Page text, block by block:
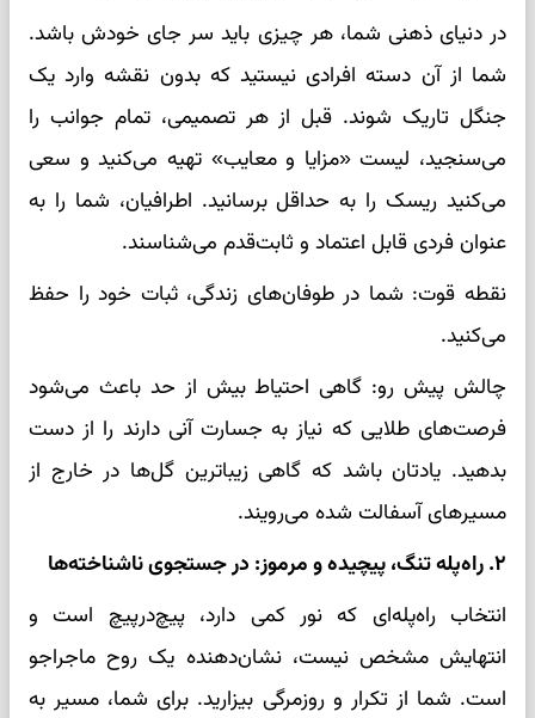
در دنیای ذهنی شما، هر چیزی باید سر جای خودش باشد.
شما از آن دسته افرادی نیستید که بدون نقشه وارد یک
جنگل تاریک شوند. قبل از هر تصمیمی، تمام جوانب را
می‌سنجید، لیست «مزایا و معایب» تهیه می‌کنید و سعی
می‌کنید ریسک را به حداقل برسانید. اطرافیان، شما را به
عنوان فردی قابل اعتماد و ثابت‌قدم می‌شناسند.
نقطه قوت: شما در طوفان‌های زندگی، ثبات خود را حفظ
می‌کنید.
چالش پیش رو: گاهی احتیاط بیش از حد باعث می‌شود
فرصت‌های طلایی که نیاز به جسارت آنی دارند را از دست
بدهید. یادتان باشد که گاهی زیباترین گل‌ها در خارج از
مسیرهای آسفالت شده می‌رویند.
۲. راه‌پله تنگ، پیچیده و مرموز: در جستجوی ناشناخته‌ها
انتخاب راه‌پله‌ای که نور کمی دارد، پیچ‌درپیچ است و
انتهایش مشخص نیست، نشان‌دهنده یک روح ماجراجو
است. شما از تکرار و روزمرگی بیزارید. برای شما، مسیر به